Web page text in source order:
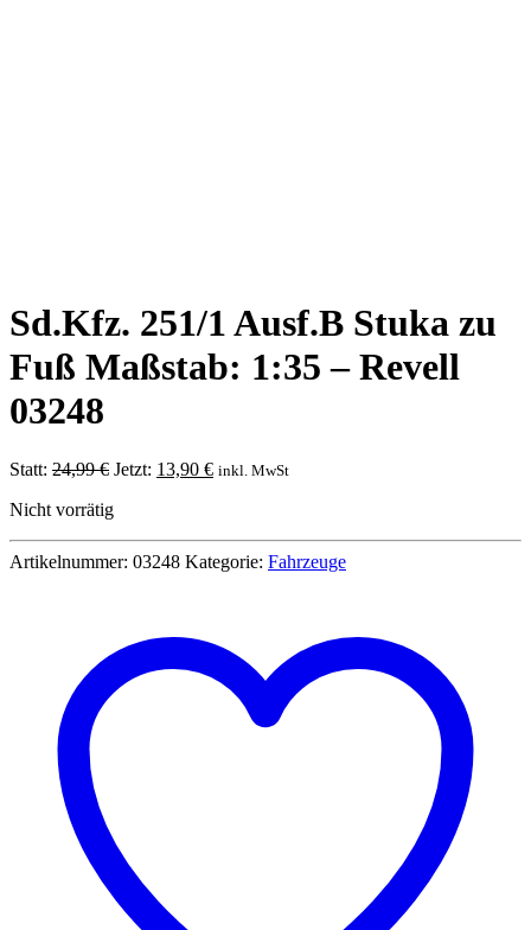
Sd.Kfz. 251/1 Ausf.B Stuka zu
Fuß Maßstab: 1:35 – Revell
03248
Statt: 24,99€ Ursprünglicher
war:
Jetzt: 13,90 €Aktueller
inkl. MwSt
Nicht vorrätig
Artikelnummer: 03248 Kategorie: Fahrzeuge